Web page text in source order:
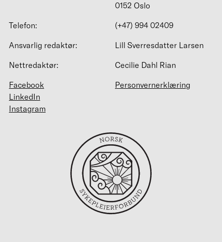
0152 Oslo
Telefon:
(+47) 994 02409
Ansvarlig redaktør:
Lill Sverresdatter Larsen
Nettredaktør:
Cecilie Dahl Rian
Facebook
LinkedIn
Instagram
Personvernerklæring